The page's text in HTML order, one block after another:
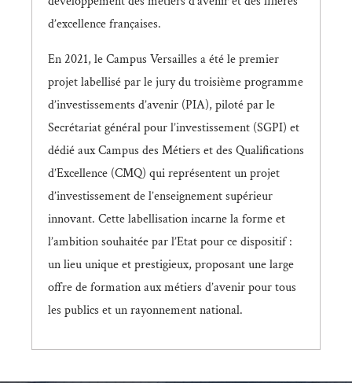
d’excellence françaises.
En 2021, le Campus Versailles a été le premier
projet labellisé par le jury du troisième programme
d’investissements d’avenir (PIA), piloté par le
Secrétariat général pour l’investissement (SGPI) et
dédié aux Campus des Métiers et des Qualifications
d’Excellence (CMQ) qui représentent un projet
d’investissement de l’enseignement supérieur
innovant. Cette labellisation incarne la forme et
l’ambition souhaitée par l’Etat pour ce dispositif :
un lieu unique et prestigieux, proposant une large
offre de formation aux métiers d’avenir pour tous
les publics et un rayonnement national.